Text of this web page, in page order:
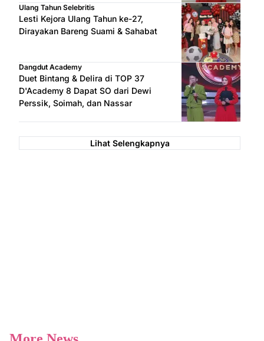
Ulang Tahun Selebritis
Lesti Kejora Ulang Tahun ke-27,
Dirayakan Bareng Suami & Sahabat
Dangdut Academy
Duet Bintang & Delira di TOP 37
D'Academy 8 Dapat SO dari Dewi
Perssik, Soimah, dan Nassar
Lihat Selengkapnya